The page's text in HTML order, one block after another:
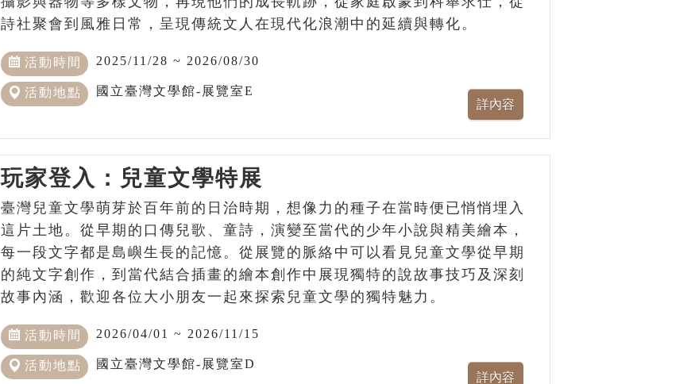
詩社聚會到風雅日常，呈現傳統文人在現代化浪潮中的延續與轉化。
活動時間 2025/11/28 ~ 2026/08/30
活動地點 國立臺灣文學館-展覽室E
玩家登入：兒童文學特展
臺灣兒童文學萌芽於百年前的日治時期，想像力的種子在當時便已悄悄埋入
這片土地。從早期的口傳兒歌、童詩，演變至當代的少年小說與精美繪本，
每一段文字都是島嶼生長的記憶。從展覽的脈絡中可以看見兒童文學從早期
的純文字創作，到當代結合插畫的繪本創作中展現獨特的說故事技巧及深刻
故事內涵，歡迎各位大小朋友一起來探索兒童文學的獨特魅力。
活動時間 2026/04/01 ~ 2026/11/15
活動地點 國立臺灣文學館-展覽室D